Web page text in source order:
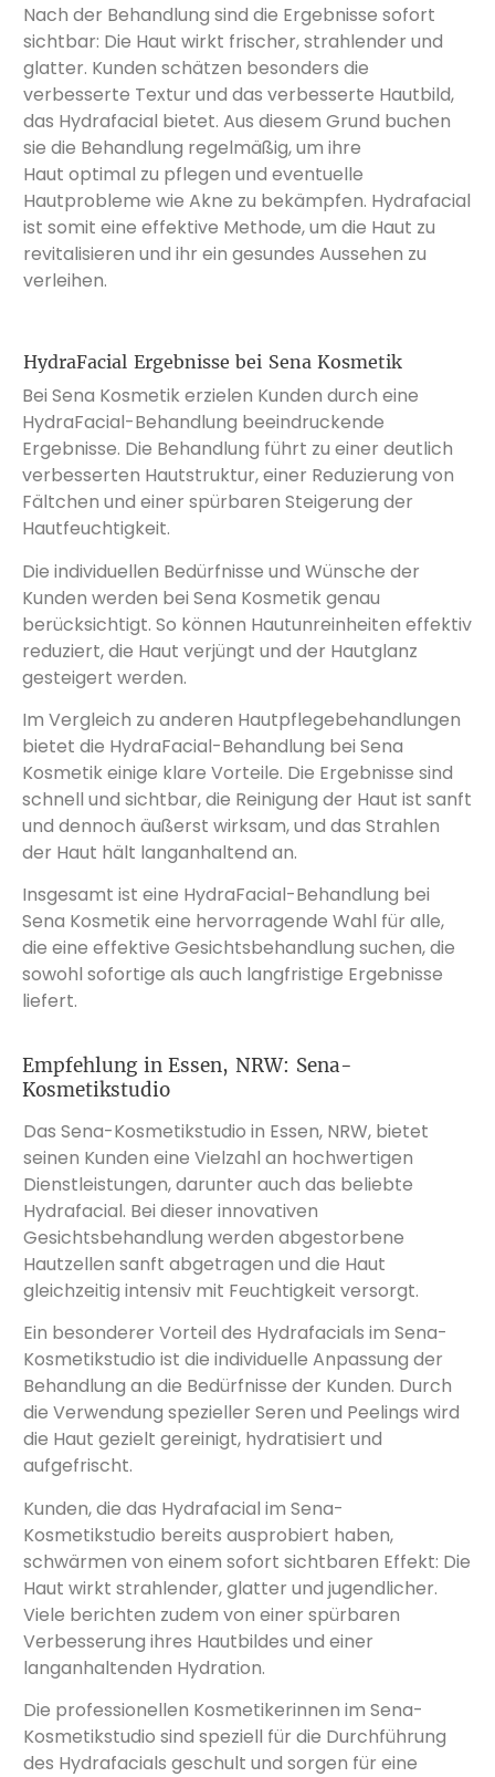
Nach der Behandlung sind die Ergebnisse sofort
sichtbar: Die Haut wirkt frischer, strahlender und
glatter. Kunden schätzen besonders die
verbesserte Textur und das verbesserte Hautbild,
das Hydrafacial bietet. Aus diesem Grund buchen
sie die Behandlung regelmäßig, um ihre
Haut optimal zu pflegen und eventuelle
Hautprobleme wie Akne zu bekämpfen. Hydrafacial
ist somit eine effektive Methode, um die Haut zu
revitalisieren und ihr ein gesundes Aussehen zu
verleihen.
HydraFacial Ergebnisse bei Sena Kosmetik
Bei Sena Kosmetik erzielen Kunden durch eine
HydraFacial-Behandlung beeindruckende
Ergebnisse. Die Behandlung führt zu einer deutlich
verbesserten Hautstruktur, einer Reduzierung von
Fältchen und einer spürbaren Steigerung der
Hautfeuchtigkeit.
Die individuellen Bedürfnisse und Wünsche der
Kunden werden bei Sena Kosmetik genau
berücksichtigt. So können Hautunreinheiten effektiv
reduziert, die Haut verjüngt und der Hautglanz
gesteigert werden.
Im Vergleich zu anderen Hautpflegebehandlungen
bietet die HydraFacial-Behandlung bei Sena
Kosmetik einige klare Vorteile. Die Ergebnisse sind
schnell und sichtbar, die Reinigung der Haut ist sanft
und dennoch äußerst wirksam, und das Strahlen
der Haut hält langanhaltend an.
Insgesamt ist eine HydraFacial-Behandlung bei
Sena Kosmetik eine hervorragende Wahl für alle,
die eine effektive Gesichtsbehandlung suchen, die
sowohl sofortige als auch langfristige Ergebnisse
liefert.
Empfehlung in Essen, NRW: Sena-
Kosmetikstudio
Das Sena-Kosmetikstudio in Essen, NRW, bietet
seinen Kunden eine Vielzahl an hochwertigen
Dienstleistungen, darunter auch das beliebte
Hydrafacial. Bei dieser innovativen
Gesichtsbehandlung werden abgestorbene
Hautzellen sanft abgetragen und die Haut
gleichzeitig intensiv mit Feuchtigkeit versorgt.
Ein besonderer Vorteil des Hydrafacials im Sena-
Kosmetikstudio ist die individuelle Anpassung der
Behandlung an die Bedürfnisse der Kunden. Durch
die Verwendung spezieller Seren und Peelings wird
die Haut gezielt gereinigt, hydratisiert und
aufgefrischt.
Kunden, die das Hydrafacial im Sena-
Kosmetikstudio bereits ausprobiert haben,
schwärmen von einem sofort sichtbaren Effekt: Die
Haut wirkt strahlender, glatter und jugendlicher.
Viele berichten zudem von einer spürbaren
Verbesserung ihres Hautbildes und einer
langanhaltenden Hydration.
Die professionellen Kosmetikerinnen im Sena-
Kosmetikstudio sind speziell für die Durchführung
des Hydrafacials geschult und sorgen für eine